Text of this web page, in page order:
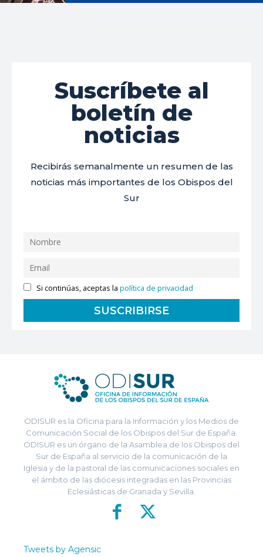
Suscríbete al
boletín de
noticias
Recibirás semanalmente un resumen de las
noticias más importantes de los Obispos del
Sur
Si continúas, aceptas lapolítica de privacidad
ODISUR es la Oficina para la Información y los Medios de
Comunicación Social de los Obispos del Sur de España.
ODISUR es un órgano de la Asamblea de los Obispos del
Sur de España al servicio de la comunicación de la
Iglesia y de la pastoral de las comunicaciones sociales en
el ámbito de las diócesis integradas en las Provincias
Eclesiásticas de Granada y Sevilla.
Tweets by Agensic